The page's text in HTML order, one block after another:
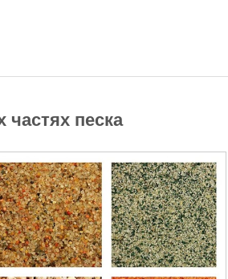
частях песка